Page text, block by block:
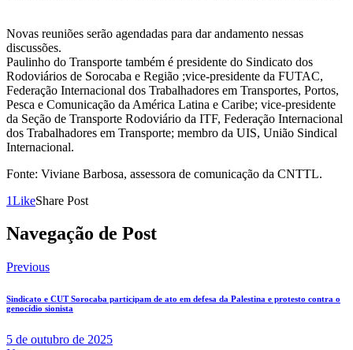
Novas reuniões serão agendadas para dar andamento nessas
discussões.
Paulinho do Transporte também é presidente do Sindicato dos
Rodoviários de Sorocaba e Região ;vice-presidente da FUTAC,
Federação Internacional dos Trabalhadores em Transportes, Portos,
Pesca e Comunicação da América Latina e Caribe; vice-presidente
da Seção de Transporte Rodoviário da ITF, Federação Internacional
dos Trabalhadores em Transporte; membro da UIS, União Sindical
Internacional.
Fonte: Viviane Barbosa, assessora de comunicação da CNTTL.
1LikeShare Post
Navegação de Post
Previous
Sindicato e CUT Sorocaba participam de ato em defesa da Palestina e protesto contra o
genocídio sionista
5 de outubro de 2025